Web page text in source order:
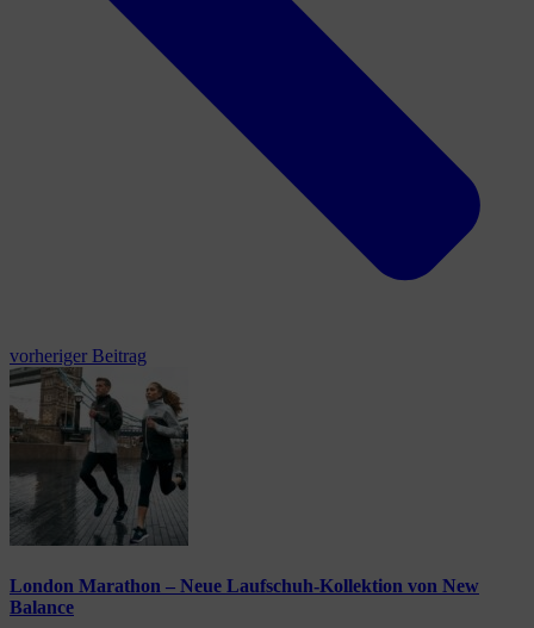
vorheriger Beitrag
London Marathon – Neue Laufschuh-Kollektion von New
Balance